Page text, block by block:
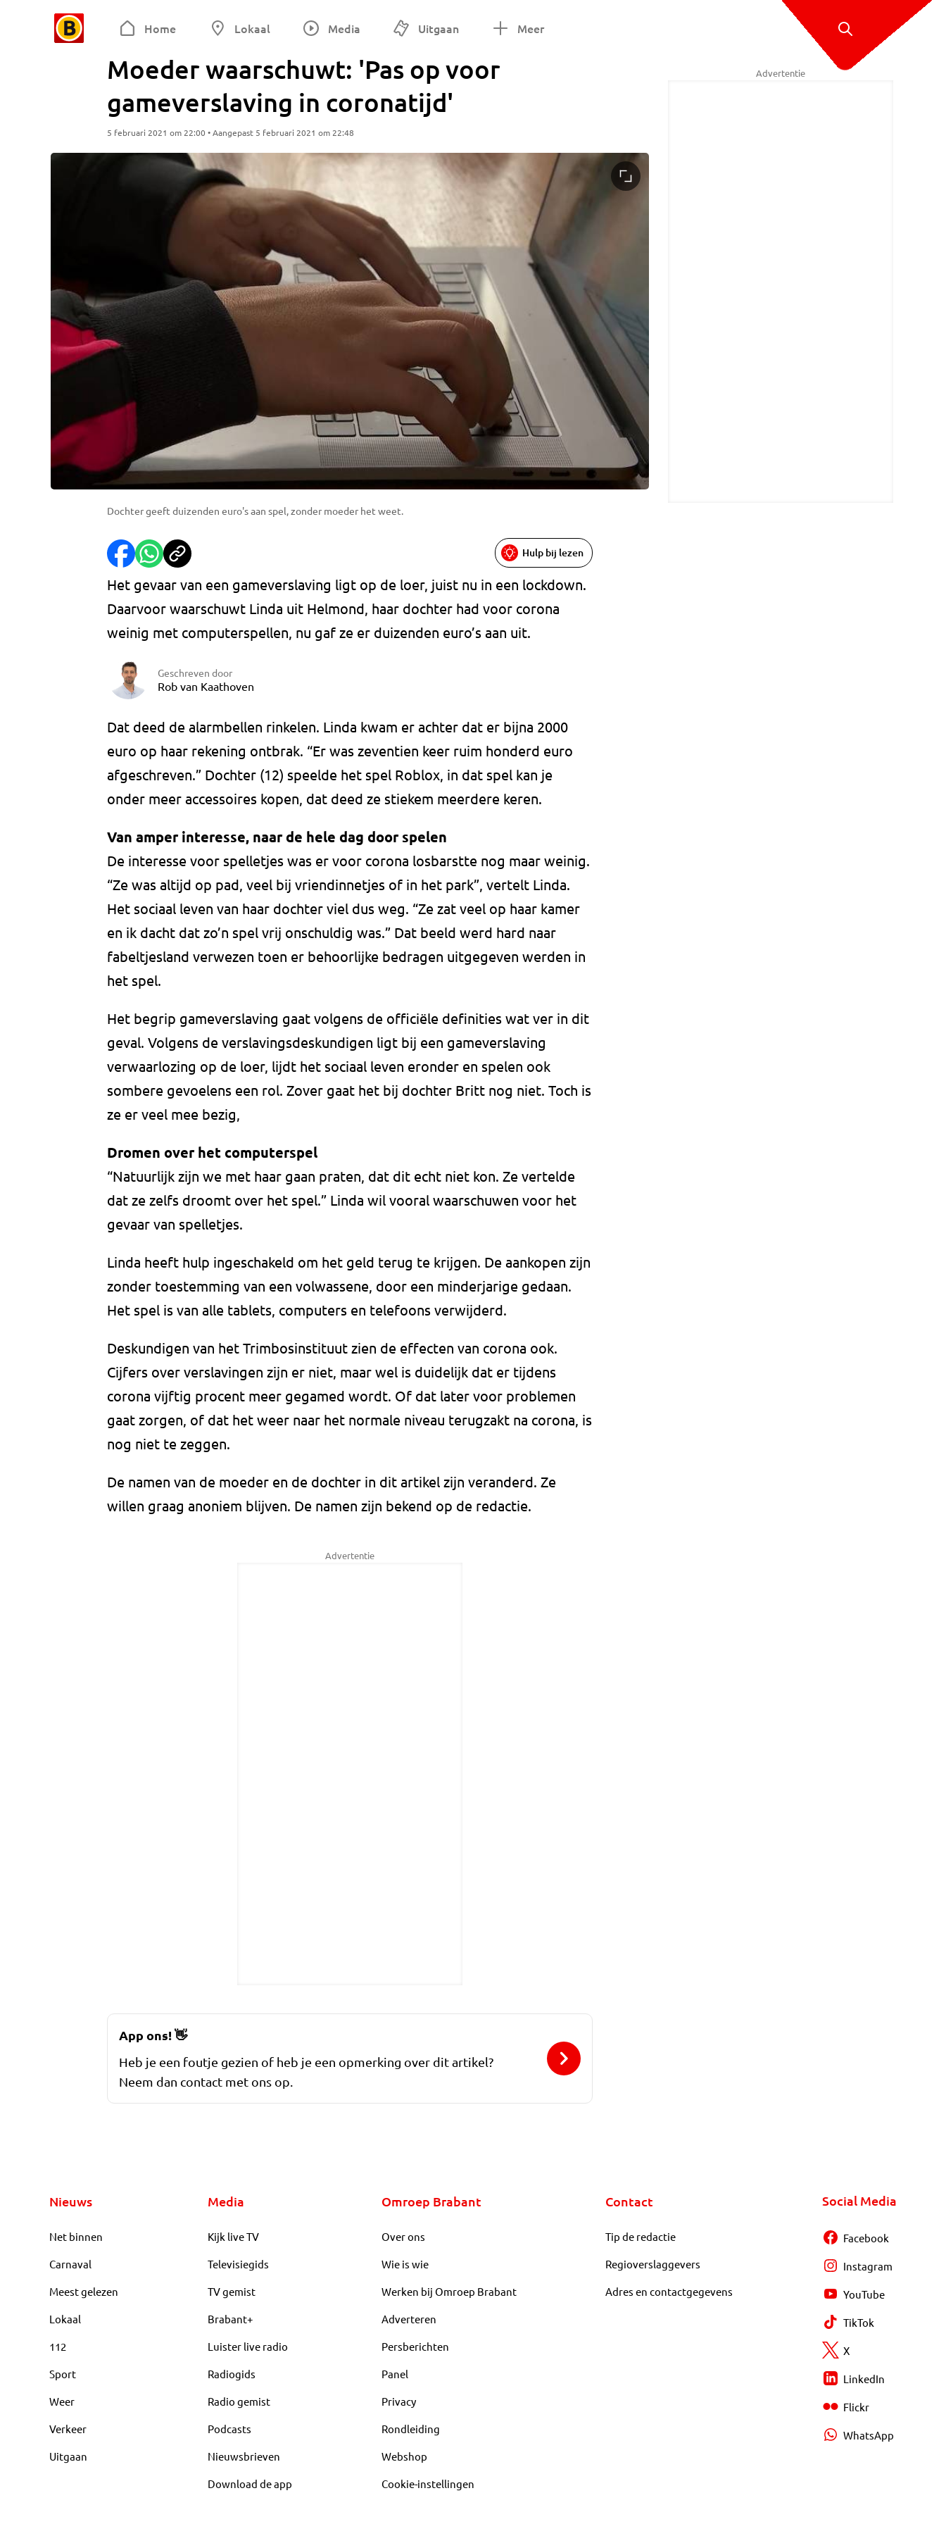
Home Lokaal Media Uitgaan Meer
Moeder waarschuwt: 'Pas op voor
gameverslaving in coronatijd'
5 februari 2021 om 22:00 • Aangepast 5 februari 2021 om 22:48
Dochter geeft duizenden euro's aan spel, zonder moeder het weet.
Hulp bij lezen
Het gevaar van een gameverslaving ligt op de loer, juist nu in een lockdown.
Daarvoor waarschuwt Linda uit Helmond, haar dochter had voor corona
weinig met computerspellen, nu gaf ze er duizenden euro’s aan uit.
Geschreven door
Rob van Kaathoven
Dat deed de alarmbellen rinkelen. Linda kwam er achter dat er bijna 2000
euro op haar rekening ontbrak. “Er was zeventien keer ruim honderd euro
afgeschreven.” Dochter (12) speelde het spel Roblox, in dat spel kan je
onder meer accessoires kopen, dat deed ze stiekem meerdere keren.
Van amper interesse, naar de hele dag door spelen
De interesse voor spelletjes was er voor corona losbarstte nog maar weinig.
“Ze was altijd op pad, veel bij vriendinnetjes of in het park”, vertelt Linda.
Het sociaal leven van haar dochter viel dus weg. “Ze zat veel op haar kamer
en ik dacht dat zo’n spel vrij onschuldig was.” Dat beeld werd hard naar
fabeltjesland verwezen toen er behoorlijke bedragen uitgegeven werden in
het spel.
Het begrip gameverslaving gaat volgens de officiële definities wat ver in dit
geval. Volgens de verslavingsdeskundigen ligt bij een gameverslaving
verwaarlozing op de loer, lijdt het sociaal leven eronder en spelen ook
sombere gevoelens een rol. Zover gaat het bij dochter Britt nog niet. Toch is
ze er veel mee bezig,
Dromen over het computerspel
“Natuurlijk zijn we met haar gaan praten, dat dit echt niet kon. Ze vertelde
dat ze zelfs droomt over het spel.” Linda wil vooral waarschuwen voor het
gevaar van spelletjes.
Linda heeft hulp ingeschakeld om het geld terug te krijgen. De aankopen zijn
zonder toestemming van een volwassene, door een minderjarige gedaan.
Het spel is van alle tablets, computers en telefoons verwijderd.
Deskundigen van het Trimbosinstituut zien de effecten van corona ook.
Cijfers over verslavingen zijn er niet, maar wel is duidelijk dat er tijdens
corona vijftig procent meer gegamed wordt. Of dat later voor problemen
gaat zorgen, of dat het weer naar het normale niveau terugzakt na corona, is
nog niet te zeggen.
De namen van de moeder en de dochter in dit artikel zijn veranderd. Ze
willen graag anoniem blijven. De namen zijn bekend op de redactie.
Advertentie
Advertentie
App ons!👋
Heb je een foutje gezien of heb je een opmerking over dit artikel?
Neem dan contact met ons op.
Nieuws
Net binnen
Carnaval
Meest gelezen
Lokaal
112
Sport
Weer
Verkeer
Uitgaan
Media
Kijk live TV
Televisiegids
TV gemist
Brabant+
Luister live radio
Radiogids
Radio gemist
Podcasts
Nieuwsbrieven
Download de app
Omroep Brabant
Over ons
Wie is wie
Werken bij Omroep Brabant
Adverteren
Persberichten
Panel
Privacy
Rondleiding
Webshop
Cookie-instellingen
Contact
Tip de redactie
Regioverslaggevers
Adres en contactgegevens
Social Media
Facebook
Instagram
YouTube
TikTok
X
LinkedIn
Flickr
WhatsApp